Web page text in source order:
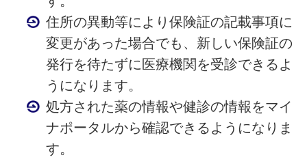
住所の異動等により保険証の記載事項に
変更があった場合でも、新しい保険証の
発行を待たずに医療機関を受診できるよ
うになります。
処方された薬の情報や健診の情報をマイ
ナポータルから確認できるようになりま
す。